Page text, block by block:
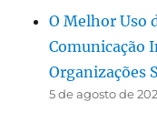
O Melhor Uso
Comunicação
Organizações
5 de agosto de